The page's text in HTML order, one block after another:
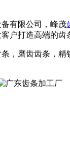
有限公司，峰茂
户打造高端的齿
，磨齿齿条，